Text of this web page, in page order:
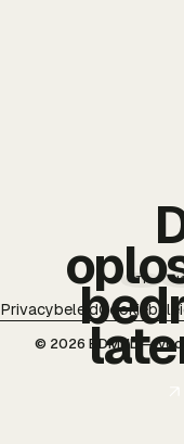
TT
Privacybeleid
© 2026 BDMNL —